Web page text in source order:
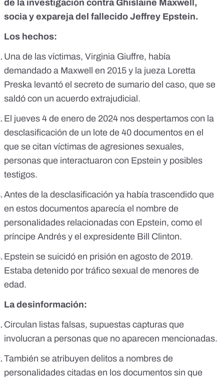
de la investigación contra Ghislaine Maxwell,
socia y expareja del fallecido Jeffrey Epstein.
Los hechos:
Una de las víctimas, Virginia Giuffre, había
demandado a Maxwell en 2015 y la jueza Loretta
Preska levantó el secreto de sumario del caso, que se
saldó con un acuerdo extrajudicial.
El jueves 4 de enero de 2024 nos despertamos con la
desclasificación de un lote de 40 documentos en el
que se citan víctimas de agresiones sexuales,
personas que interactuaron con Epstein y posibles
testigos.
Antes de la desclasificación ya había trascendido que
en estos documentos aparecía el nombre de
personalidades relacionadas con Epstein, como el
príncipe Andrés y el expresidente Bill Clinton.
Epstein se suicidó en prisión en agosto de 2019.
Estaba detenido por tráfico sexual de menores de
edad.
La desinformación:
Circulan listas falsas, supuestas capturas que
involucran a personas que no aparecen mencionadas.
También se atribuyen delitos a nombres de
personalidades citadas en los documentos sin que